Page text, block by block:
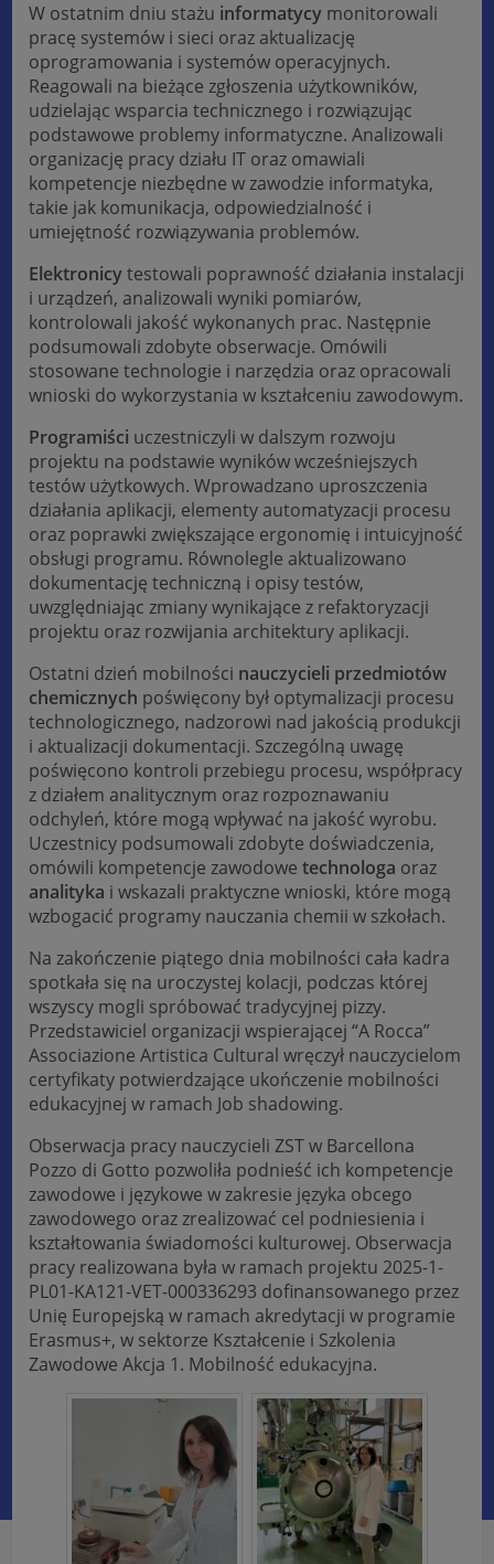
W ostatnim dniu stażu informatycy monitorowali
pracę systemów i sieci oraz aktualizację
oprogramowania i systemów operacyjnych.
Reagowali na bieżące zgłoszenia użytkowników,
udzielając wsparcia technicznego i rozwiązując
podstawowe problemy informatyczne. Analizowali
organizację pracy działu IT oraz omawiali
kompetencje niezbędne w zawodzie informatyka,
takie jak komunikacja, odpowiedzialność i
umiejętność rozwiązywania problemów.
Elektronicytestowali poprawność działania instalacji
i urządzeń, analizowali wyniki pomiarów,
kontrolowali jakość wykonanych prac. Następnie
podsumowali zdobyte obserwacje. Omówili
stosowane technologie i narzędzia oraz opracowali
wnioski do wykorzystania w kształceniu zawodowym.
Programiści uczestniczyli w dalszym rozwoju
projektu na podstawie wyników wcześniejszych
testów użytkowych. Wprowadzano uproszczenia
działania aplikacji, elementy automatyzacji procesu
oraz poprawki zwiększające ergonomię i intuicyjność
obsługi programu. Równolegle aktualizowano
dokumentację techniczną i opisy testów,
uwzględniając zmiany wynikające z refaktoryzacji
projektu oraz rozwijania architektury aplikacji.
Ostatni dzień mobilności nauczycieli przedmiotów
chemicznych poświęcony był optymalizacji procesu
technologicznego, nadzorowi nad jakością produkcji
i aktualizacji dokumentacji. Szczególną uwagę
poświęcono kontroli przebiegu procesu, współpracy
z działem analitycznym oraz rozpoznawaniu
odchyleń, które mogą wpływać na jakość wyrobu.
Uczestnicy podsumowali zdobyte doświadczenia,
omówili kompetencje zawodowetechnologa oraz
analityka i wskazali praktyczne wnioski, które mogą
wzbogacić programy nauczania chemii w szkołach.
Na zakończenie piątego dnia mobilności cała kadra
spotkała się na uroczystej kolacji, podczas której
wszyscy mogli spróbować tradycyjnej pizzy.
Przedstawiciel organizacji wspierającej “A Rocca”
Associazione Artistica Cultural wręczył nauczycielom
certyfikaty potwierdzające ukończenie mobilności
edukacyjnej w ramach Job shadowing.
Obserwacja pracy nauczycieli ZST w Barcellona
Pozzo di Gotto pozwoliła podnieść ich kompetencje
zawodowe i językowe w zakresie języka obcego
zawodowego oraz zrealizować cel podniesienia i
kształtowania świadomości kulturowej. Obserwacja
pracy realizowana była w ramach projektu 2025-1-
PL01-KA121-VET-000336293 dofinansowanego przez
Unię Europejską w ramach akredytacji w programie
Erasmus+, w sektorze Kształcenie i Szkolenia
Zawodowe Akcja 1. Mobilność edukacyjna.